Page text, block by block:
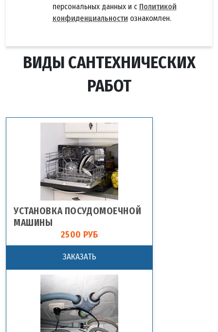
персональных данных и с Политикой
конфиденциальности ознакомлен.
ВИДЫ САНТЕХНИЧЕСКИХ
РАБОТ
УСТАНОВКА ПОСУДОМОЕЧНОЙ
МАШИНЫ
2500 РУБ
ЗАКАЗАТЬ